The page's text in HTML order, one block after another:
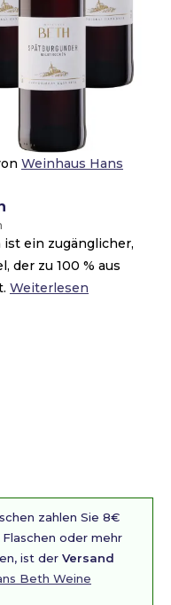
Weinhaus Hans
ein zugänglicher,
der zu 100 % aus
Weiterlesen
zahlen Sie 8€
Flaschen oder mehr
ist der Versand
Beth Weine